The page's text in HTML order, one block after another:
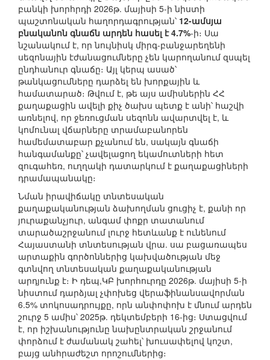
բանկի խորհրդի 2026թ. մայիսի 5-ի նիստի
պաշտոնական հաղորդագրության՝ 12-ամսյա
բնականոն գնաճն արդեն հասել է 4.7%-ի։ Սա
նշանակում է, որ նույնիսկ միրգ-բանջարեղենի
սեզոնային էժանացումները չեն կարողանում զսպել
ընդհանուր գնաճը։ Այլ կերպ ասած՝
թանկացումները դարձել են խորքային և
համատարած։ Թվում է, թե այս ամիսներին ՀՀ
քաղաքացին ավելի քիչ ծախս պետք է անի՝ հաշվի
առնելով, որ ջեռուցման սեզոնն ավարտվել է, և
կոմունալ վճարները տրամաբանորեն
համեմատաբար քչանում են, սակայն գնաճի
հանգամանքը՝ չավելացող եկամուտների հետ
զուգահեռ, ուղղակի դատարկում է քաղաքացիների
դրամապանակը։
Նման իրավիճակը տնտեսական
քաղաքականության ձախողման ցուցիչ է, քանի որ
յուրաքանչյուր, անգամ փոքր տատանում
տարածաշրջանում լուրջ հետևանք է ունենում
Հայաստանի տնտեսության վրա. սա բացառապես
արտաքին գործոններից կախվածության մեջ
գտնվող տնտեսական քաղաքականության
արդյունք է։ Ի դեպ,ԿԲ խորհուրդը 2026թ. մայիսի 5-ի
նիստում դարձյալ չփոխեց վերաֆինանսավորման
6.5% տոկոսադրույքը, որն անփոփոխ է մնում արդեն
շուրջ 5 ամիս՝ 2025թ. դեկտեմբերի 16-ից։ Ստացվում
է, որ իշխանությունը նախընտրական շրջանում
փորձում է ժամանակ շահել՝ խուսափելով կոշտ,
բայց անհրաժեշտ որոշումներից։